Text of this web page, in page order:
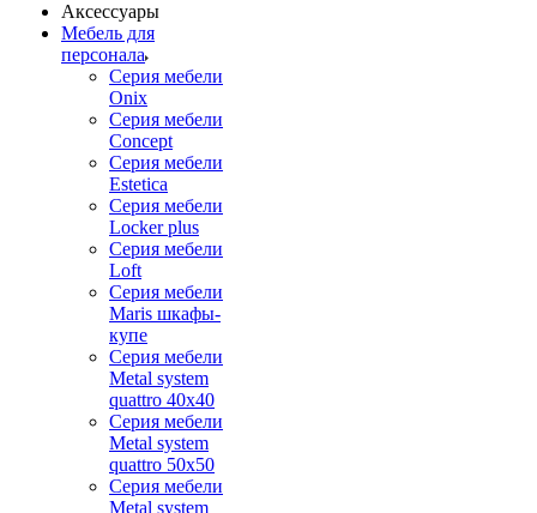
Аксессуары
Мебель для
персонала
Серия мебели
Onix
Серия мебели
Concept
Серия мебели
Estetica
Серия мебели
Locker plus
Серия мебели
Loft
Серия мебели
Maris шкафы-
купе
Серия мебели
Metal system
quattro 40x40
Серия мебели
Metal system
quattro 50x50
Серия мебели
Metal system